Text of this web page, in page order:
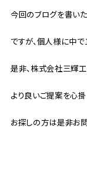
今回のブログを書い
ですが、個人様に中
是非、株式会社三輝
より良いご提案を心
お探しの方は是非お